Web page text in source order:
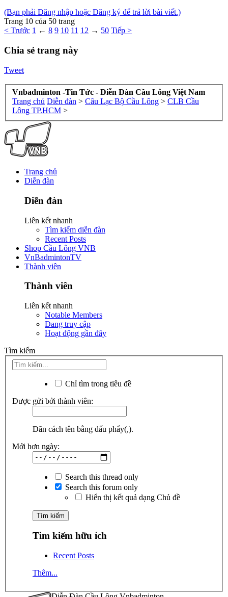
(Bạn phải Đăng nhập hoặc Đăng ký để trả lời bài viết.)
Trang 10 của 50 trang
< Trước 1 ← 8 9 10 11 12 → 50 Tiếp >
Chia sẻ trang này
Tweet
Vnbadminton -Tin Tức - Diễn Đàn Cầu Lông Việt Nam
Trang chủ Diễn đàn > Câu Lạc Bộ Cầu Lông > CLB Cầu
Lông TP.HCM >
Trang chủ
Diễn đàn
Diễn đàn
Liên kết nhanh
Tìm kiếm diễn đàn
Recent Posts
Shop Cầu Lông VNB
VnBadmintonTV
Thành viên
Thành viên
Liên kết nhanh
Notable Members
Đang truy cập
Hoạt động gần đây
Tìm kiếm
Chỉ tìm trong tiêu đề
Được gửi bởi thành viên:
Dãn cách tên bằng dấu phẩy(,).
Mới hơn ngày:
Search this thread only
Search this forum only
Hiển thị kết quả dạng Chủ đề
Tìm kiếm hữu ích
Recent Posts
Thêm...